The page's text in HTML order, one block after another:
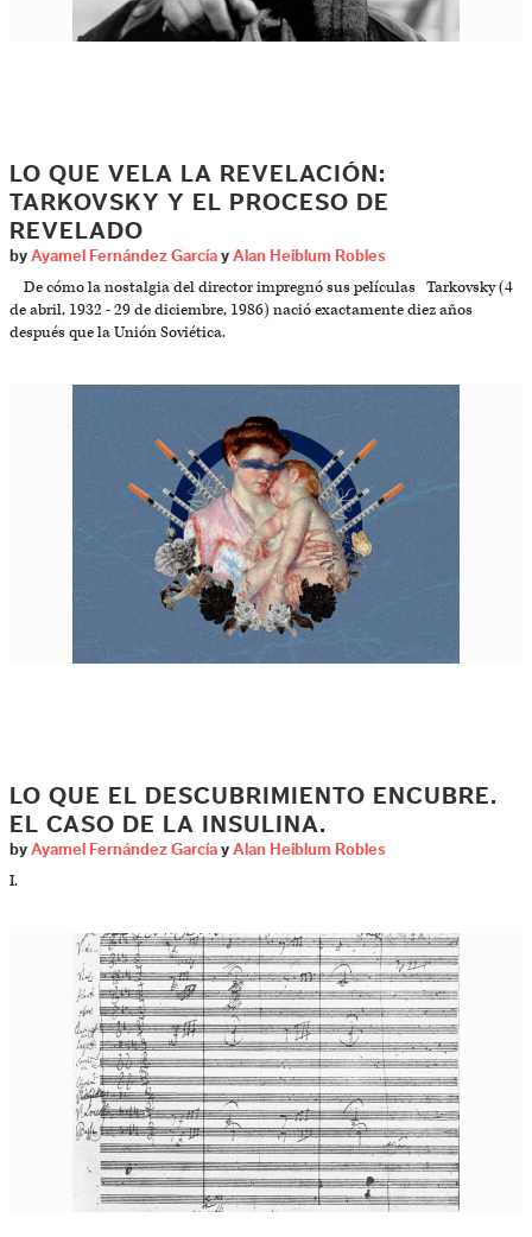
LO QUE VELA LA REVELACIÓN:
TARKOVSKY Y EL PROCESO DE
REVELADO
by Ayamel Fernández García y Alan Heiblum Robles
De cómo la nostalgia del director impregnó sus películas Tarkovsky (4
de abril, 1932 - 29 de diciembre, 1986) nació exactamente diez años
después que la Unión Soviética.
LO QUE EL DESCUBRIMIENTO ENCUBRE.
EL CASO DE LA INSULINA.
by Ayamel Fernández García y Alan Heiblum Robles
I.